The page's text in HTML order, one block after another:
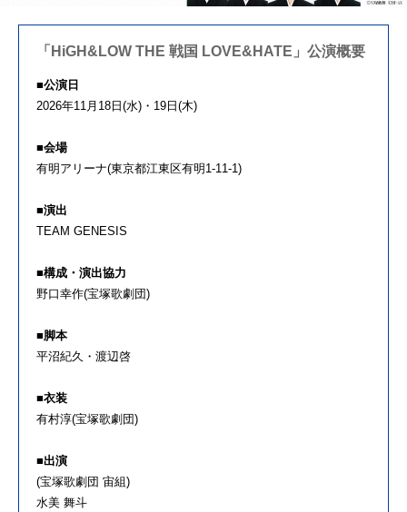
「HiGH&LOW THE 戦国 LOVE&HATE」公演概要
■公演日
2026年11 月 18 日 (水) ・ 19 日 (木)
■会場
有明アリーナ(東京都江東区有明 1-11-1)
■演出
TEAM GENESIS
■構成・演出協力
野口幸作(宝塚歌劇団)
■脚本
平沼紀久・渡辺啓
■衣装
有村淳(宝塚歌劇団)
■出演
(宝塚歌劇団 宙組)
水美 舞斗